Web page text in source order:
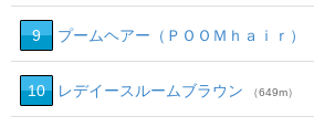
9 プームヘアー（ＰＯＯＭｈａｉｒ）
10 レデイースルームブラウン （649m）